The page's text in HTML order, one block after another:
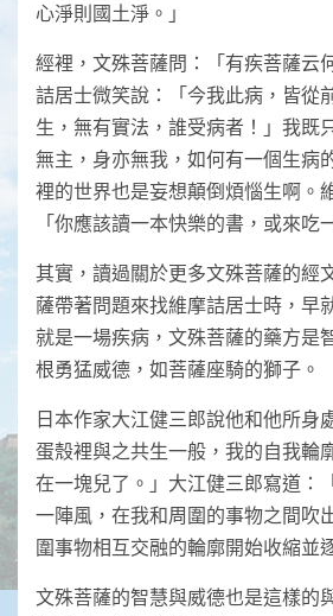
心淨則國土淨。」
經裡，文殊菩薩問：「有疾菩薩云
詰居士微笑說：「今我此病，皆從
生，無有實法，誰受病者！」我既
無主，身亦無我，如何有一個生病
裡的世界也是妄想顛倒煩惱生啊。
「你應該讀一本快樂的書，或來吃
其實，讀過關於更多文殊菩薩的經
薩帶著問題來找維摩詰居士時，早
就是一場疾病，文殊菩薩的藥方是
根勇猛威德，如菩薩座騎的獅子。
日本作家大江健三郎說他和他所身
蛋殼裡與之共生一般，我的自我輪
在一塊兒了。」大江健三郎寫道：
一陣風，在我和周圍的事物之間吹
圍事物相互交融的輪廓開始收縮並
文殊菩薩的智慧與威德也是這樣的